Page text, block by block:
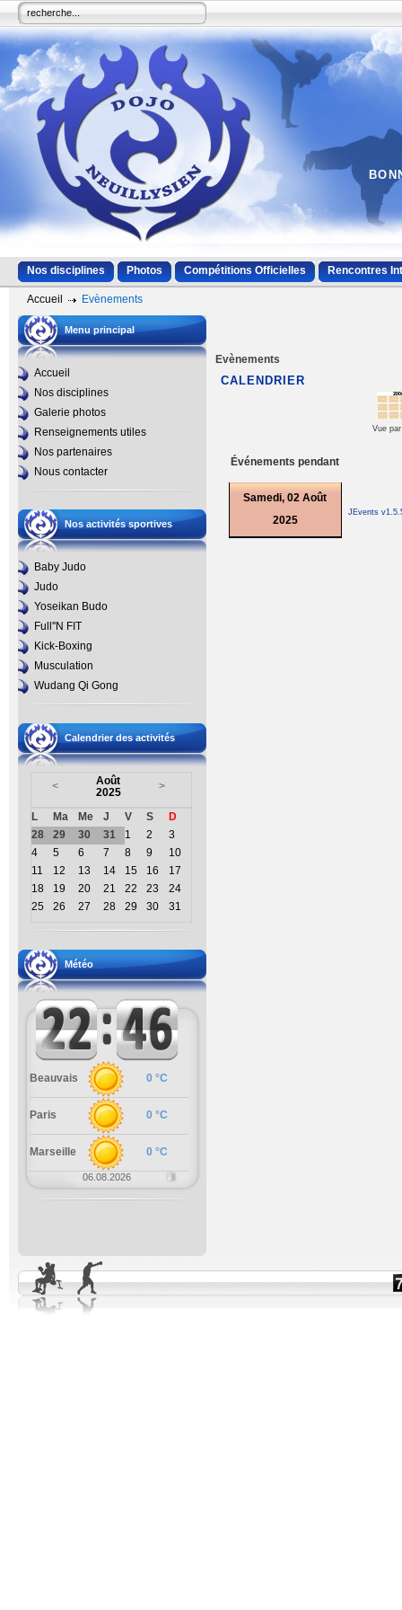
Nos disciplines Photos Compétitions Officielles Rencontres
Accueil Evènements
Menu principal
Accueil
Nos disciplines
Galerie photos
Renseignements utiles
Nos partenaires
Nous contacter
Nos activités sportives
Baby Judo
Judo
Yoseikan Budo
Full''N FIT
Kick-Boxing
Musculation
Wudang Qi Gong
Calendrier des activités
<
Août
2025
>
L Ma Me J V S
D
28
29 30 31 1 2
3
4
5 6 7 8 9
10
11
12 13 14 15 16
17
18
19 20 21 22 23
24
25
26 27 28 29 30 31
Météo
Beauvais 0 °C
Paris 0 °C
Marseille 0 °C
06.08.2026
Evènements
CALENDRIER
Vue
Événements pendant
Samedi, 02 Août
2025
JEvents